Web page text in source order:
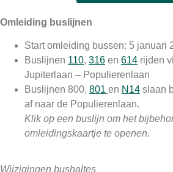
Omleiding buslijnen
Start omleiding bussen: 5 januari
Buslijnen 110, 316 en 614 rijden
Jupiterlaan – Populierenlaan
Buslijnen 800, 801 en N14 slaan
af naar de Populierenlaan.
Klik op een buslijn om het
omleidingskaartje te openen.
Wijzigingen bushaltes